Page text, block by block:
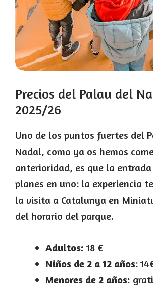
Precios del Palau del
2025/26
Uno de los puntos fuertes del
Nadal, como ya os hemos
anterioridad, es que la
planes en uno: la experiencia
la visita a Catalunya en
del horario del parque.
Adultos: 18 €
Niños de 2 a 12 años:
Menores de 2 años: